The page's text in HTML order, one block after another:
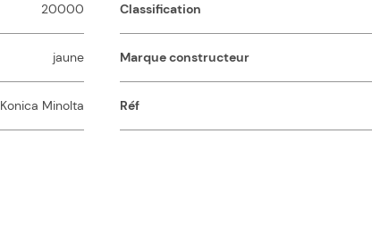
20000 Classification
jaune Marque constructeur
Konica Minolta Réf